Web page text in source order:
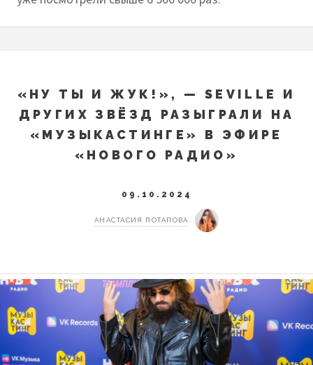
«НУ ТЫ И ЖУК!», — SEVILLE И
ДРУГИХ ЗВЁЗД РАЗЫГРАЛИ НА
«МУЗЫКАСТИНГЕ» В ЭФИРЕ
«НОВОГО РАДИО»
09.10.2024
АНАСТАСИЯ ПОТАПОВА